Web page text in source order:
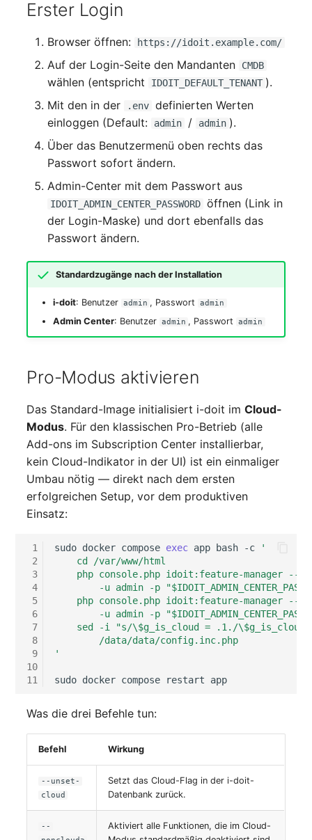
Erster Login
Browser öffnen: https://idoit.example.com/
Auf der Login-Seite den Mandanten CMDB
wählen (entspricht IDOIT_DEFAULT_TENANT ).
Mit den in der
.env definierten Werten
einloggen (Default:
admin / admin ).
Über das Benutzermenü oben rechts das
Passwort sofort ändern.
Admin-Center mit dem Passwort aus
IDOIT_ADMIN_CENTER_PASSWORD öffnen (Link in
der Login-Maske) und dort ebenfalls das
Passwort ändern.
Standardzugänge nach der Installation
i-doit: Benutzer admin , Passwort admin
Admin Center: Benutzer admin , Passwort admin
Pro-Modus aktivieren
Das Standard-Image initialisiert i-doit imCloud-
Modus. Für den klassischen Pro-Betrieb (alle
Add-ons im Subscription Center installierbar,
kein Cloud-Indikator in der UI) ist ein einmaliger
Umbau nötig — direkt nach dem ersten
erfolgreichen Setup, vor dem produktiven
Einsatz:
1
2
3
4
5
6
7
8
9
10
11
sudo docker compose exec app bash -c
'
    cd /var/www/html
php console.php idoit:feature-manager --
-u admin -p
php console.php idoit:feature-manager --
-u admin -p
sed -i "s/\$g_is_cloud = .1./\$g_is_cloud
        /data/data/config.inc.php
'
sudo docker compose restart
Was die drei Befehle tun:
Befehl Wirkung
--unset-
cloud
Setzt das Cloud-Flag in der i-doit-
Datenbank zurück.
--
Aktiviert alle Funktionen, die im Cloud-